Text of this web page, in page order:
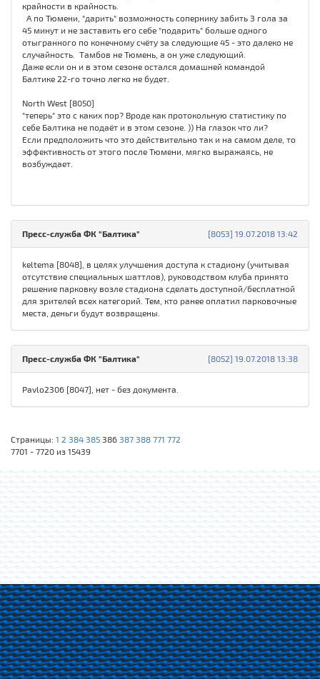
крайности в крайность.
А по Тюмени, "дарить" возможность сопернику забить 3 гола за
45 минут и не заставить его себе "подарить" больше одного
отыгранного по конечному счёту за следующие 45 - это далеко не
случайность. Тамбов не Тюмень, а он уже следующий.
Даже если он и в этом сезоне остался домашней командой
Балтике 22-го точно легко не будет.
North West [8050]
"теперь" это с каких пор? Вроде как протокольную статистику по
себе Балтика не подаёт и в этом сезоне. )) На глазок что ли?
Если предположить что это действительно так и на самом деле, то
эффективность от этого после Тюмени, мягко выражаясь, не
возбуждает.
[8053] 19.07.2018 13:42
Пресс-служба ФК "Балтика"
keltema [8048], в целях улучшения доступа к стадиону (учитывая
отсутствие специальных шаттлов), руководством клуба принято
решение парковку возле стадиона сделать доступной/бесплатной
для зрителей всех категорий. Тем, кто ранее оплатил парковочные
места, деньги будут возвращены.
[8052] 19.07.2018 13:38
Пресс-служба ФК "Балтика"
Pavlo2306 [8047], нет - без документа.
Страницы: 1 2 384 385 386 387 388 771 772
7701 - 7720 из 15439